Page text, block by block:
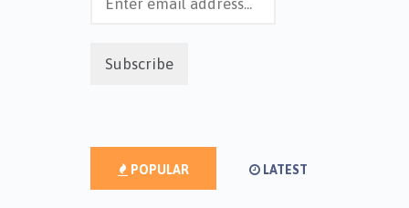
POPULAR LATEST